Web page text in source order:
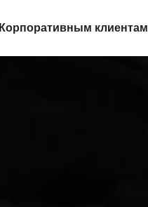
Корпоративным клиентам